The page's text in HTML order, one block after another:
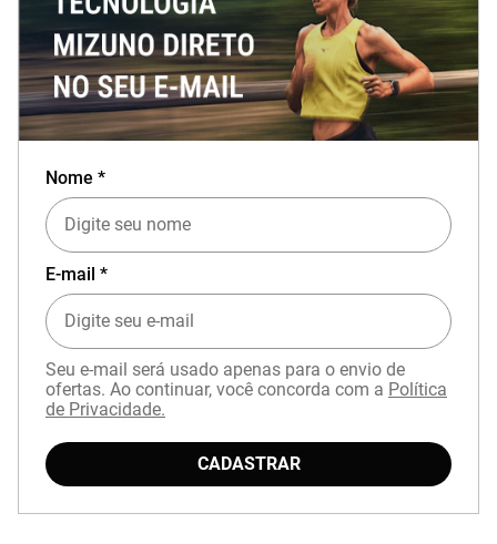
Nome *
E-mail *
Seu e-mail será usado apenas para o envio de
ofertas. Ao continuar, você concorda com a Política
de Privacidade.
CADASTRAR